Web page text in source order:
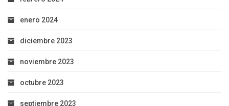
enero 2024
diciembre 2023
noviembre 2023
octubre 2023
septiembre 2023